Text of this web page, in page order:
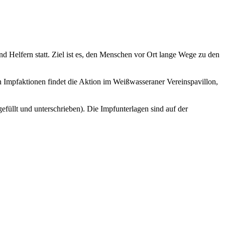
statt. Ziel ist es, den Menschen vor Ort lange Wege zu den
findet die Aktion im Weißwasseraner Vereinspavillon,
und unterschrieben). Die Impfunterlagen sind auf der